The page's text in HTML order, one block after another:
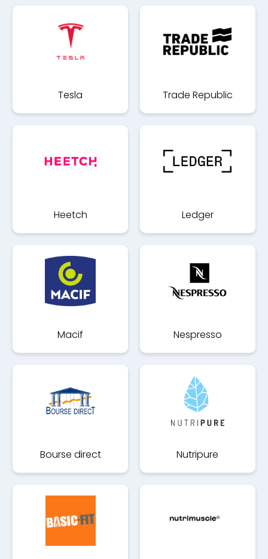
Tesla Trade Republic
Heetch Ledger
Macif Nespresso
Bourse direct Nutripure